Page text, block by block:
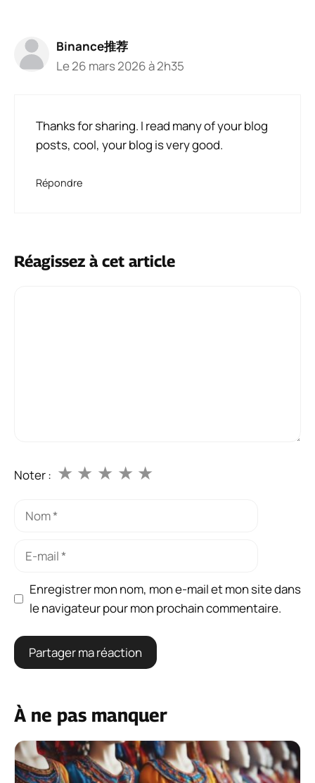
Binance推荐
Le 26 mars 2026 à 2h35
Thanks for sharing. I read many of your blog
posts, cool, your blog is very good.
Répondre
Réagissez à cet article
Noter : ★
★
★
★
★
Nom
Enregistrer mon nom, mon e-mail et mon site dans
le navigateur pour mon prochain commentaire.
À ne pas manquer